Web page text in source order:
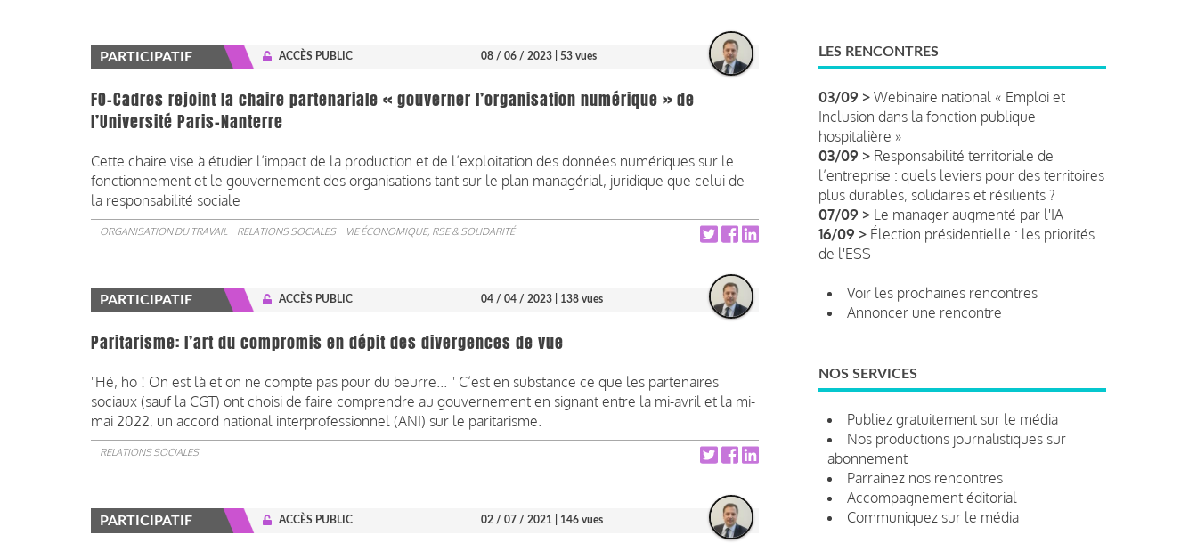
PARTICIPATIF ACCÈS PUBLIC 08 / 06 / 2023 | 53 vues
FO-Cadres rejoint la chaire partenariale « gouverner l’organisation numérique » de
l’Université Paris-Nanterre
Cette chaire vise à étudier l’impact de la production et de l’exploitation des données numériques sur le
fonctionnement et le gouvernement des organisations tant sur le plan managérial, juridique que celui de
la responsabilité sociale
ORGANISATION DU TRAVAIL RELATIONS SOCIALES VIE ÉCONOMIQUE, RSE & SOLIDARITÉ
PARTICIPATIF ACCÈS PUBLIC 04 / 04 / 2023 | 138 vues
Paritarisme: l’art du compromis en dépit des divergences de vue
"Hé, ho ! On est là et on ne compte pas pour du beurre... " C’est en substance ce que les partenaires
sociaux (sauf la CGT) ont choisi de faire comprendre au gouvernement en signant entre la mi-avril et la mi-
mai 2022, un accord national interprofessionnel (ANI) sur le paritarisme.
RELATIONS SOCIALES
PARTICIPATIF ACCÈS PUBLIC 02 / 07 / 2021 | 146 vues
LES RENCONTRES
03/09 > Webinaire national « Emploi et
Inclusion dans la fonction publique
hospitalière »
03/09 > Responsabilité territoriale de
l’entreprise : quels leviers pour des territoires
plus durables, solidaires et résilients ?
07/09 > Le manager augmenté par l'IA
16/09 > Élection présidentielle : les priorités
de l'ESS
Voir les prochaines rencontres
Annoncer une rencontre
NOS SERVICES
Publiez gratuitement sur le média
Nos productions journalistiques sur
abonnement
Parrainez nos rencontres
Accompagnement éditorial
Communiquez sur le média